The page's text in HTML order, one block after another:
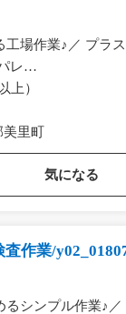
工場作業♪／ プラ
レ…
上）
美里町
気になる
作業/
るシンプル作業♪